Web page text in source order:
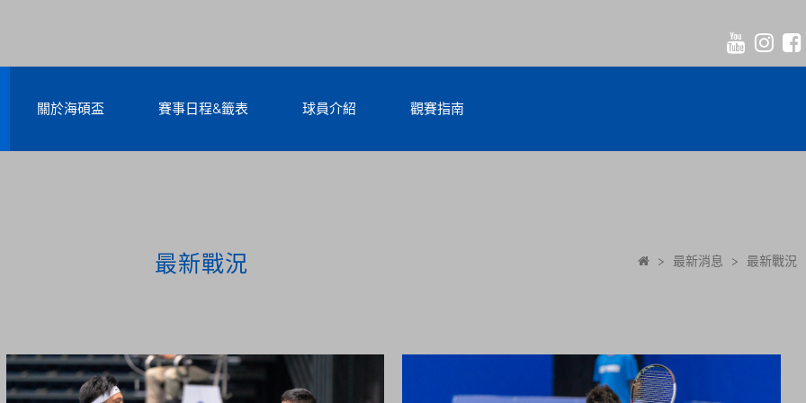
關於海碩盃 賽事日程&籤表 球員介紹 觀賽指南
最新戰況 > 最新消息 > 最新戰況